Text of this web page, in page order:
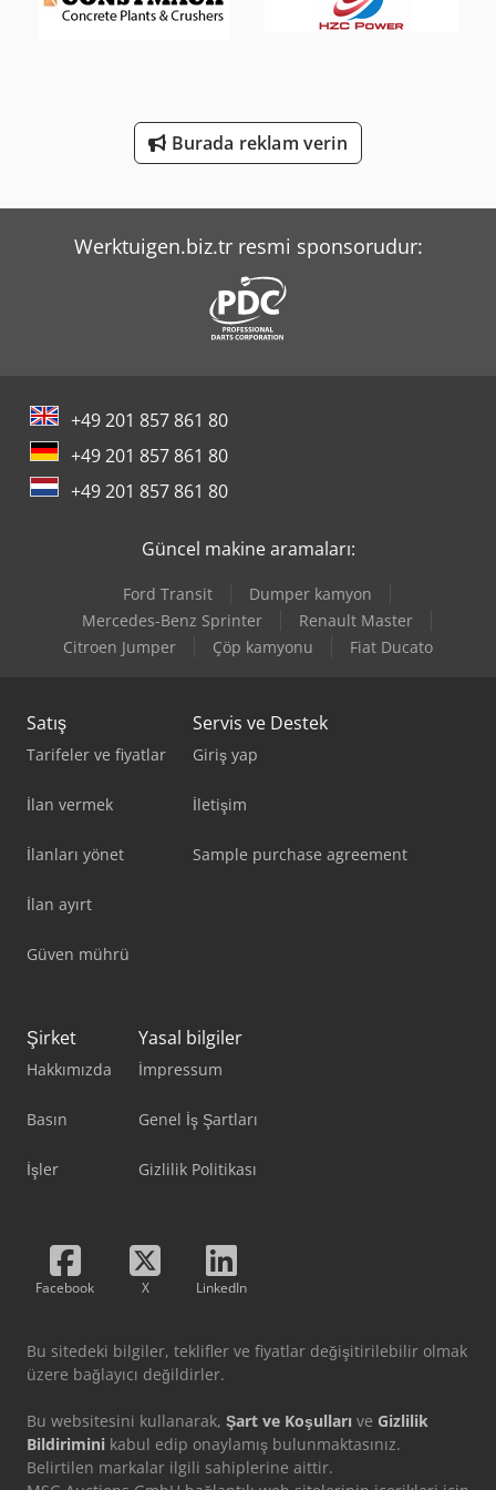
Mercedes-Benz V
Tec Rotec
Burada reklam verin
Werktuigen.biz.tr resmi sponsorudur:
+49 201 857 861 80
+49 201 857 861 80
+49 201 857 861 80
Güncel makine aramaları:
Ford Transit
Dumper kamyon
Mercedes-Benz Sprinter
Renault Master
Citroen Jumper
Çöp kamyonu Fiat Ducato
Satış
Tarifeler ve fiyatlar
İlan vermek
İlanları yönet
İlan ayırt
Güven mührü
Servis ve Destek
Giriş yap
İletişim
Sample purchase agreement
Şirket
Hakkımızda
Basın
İşler
Yasal bilgiler
İmpressum
Genel İş Şartları
Gizlilik Politikası
Facebook X LinkedIn
Bu sitedeki bilgiler, teklifler ve fiyatlar değişitirilebilir olmak
üzere bağlayıcı değildirler.
Bu websitesini kullanarak, Şart ve Koşulları ve Gizlilik
Bildirimini kabul edip onaylamış bulunmaktasınız.
Belirtilen markalar ilgili sahiplerine aittir.